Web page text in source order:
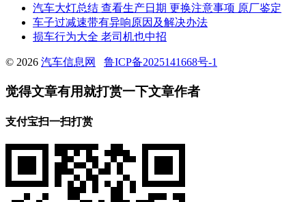
汽车大灯总结 查看生产日期 更换注意事项 原厂鉴定
车子过减速带有异响原因及解决办法
损车行为大全 老司机也中招
© 2026 汽车信息网 鲁ICP备2025141668号-1
觉得文章有用就打赏一下文章作者
支付宝扫一扫打赏